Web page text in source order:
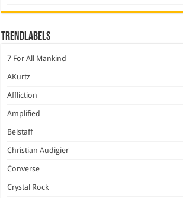
Trendlabels
7 For All Mankind
AKurtz
Affliction
Amplified
Belstaff
Christian Audigier
Converse
Crystal Rock